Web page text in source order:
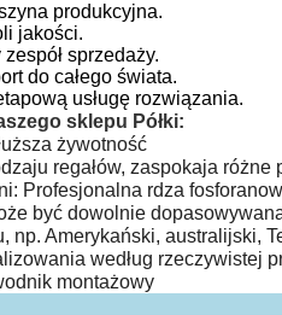
produkcyjna.
jakości.
sprzedaży.
do całego świata.
usługę rozwiązania.
sklepu Półki:
żywotność
regałów, zaspokaja różne
Profesjonalna rdza
być dowolnie
np. Amerykański, australijski,
według rzeczywistej
montażowy